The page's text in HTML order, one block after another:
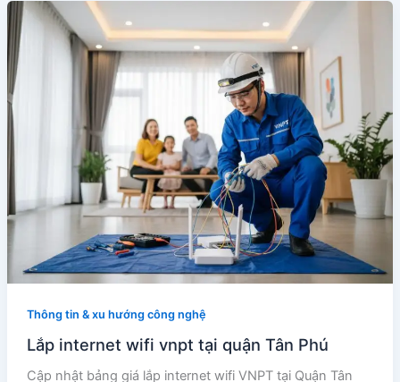
Thông tin & xu hướng công nghệ
Lắp internet wifi vnpt tại quận Tân Phú
Cập nhật bảng giá lắp internet wifi VNPT tại Quận Tân